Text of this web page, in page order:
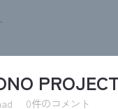
「与謝野の工房で
オリマチフェスティ
７月２６日
「65台湾工芸祭」に登
２０２４年９月１
二期 ２０２３年
２３年７月５日～
２２年１０月１２
シルク 豊かなくらし
６日〜１２日 阪急
UP@ Doscover
２０２０年１０月６
PROJECT
0件のコメント